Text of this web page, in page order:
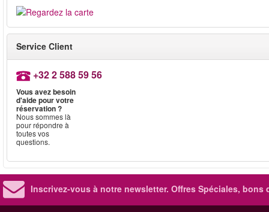
Service Client
+32 2 588 59 56
Vous avez besoin
d'aide pour votre
réservation ?
Nous sommes là
pour répondre à
toutes vos
questions.
Inscrivez-vous à notre newsletter. Offres Spéciales, bons